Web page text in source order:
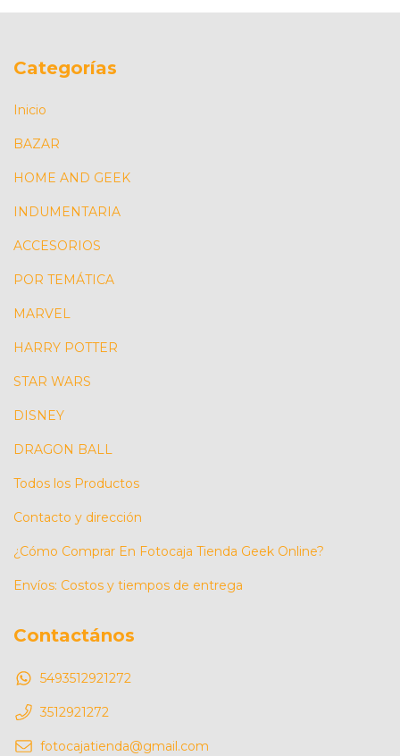
Categorías
Inicio
BAZAR
HOME AND GEEK
INDUMENTARIA
ACCESORIOS
POR TEMÁTICA
MARVEL
HARRY POTTER
STAR WARS
DISNEY
DRAGON BALL
Todos los Productos
Contacto y dirección
¿Cómo Comprar En Fotocaja Tienda Geek Online?
Envíos: Costos y tiempos de entrega
Contactános
5493512921272
3512921272
fotocajatienda@gmail.com